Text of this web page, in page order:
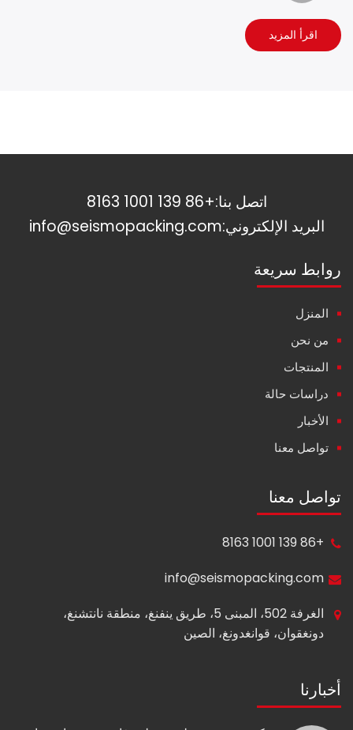
اقرأ المزيد
اتصل بنا:+86 139 1001 8163
البريد الإلكتروني:info@seismopacking.com
روابط سريعة
المنزل
من نحن
المنتجات
دراسات حالة
الأخبار
تواصل معنا
تواصل معنا
+86 139 1001 8163
info@seismopacking.com
الغرفة 502، المبنى 5، طريق ينفنغ، منطقة نانتشنغ،
دونغقوان، قوانغدونغ، الصين
أخبارنا